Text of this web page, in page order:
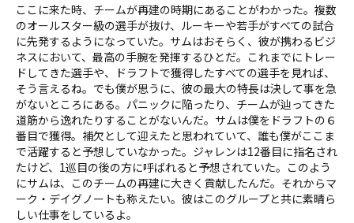
ここに来た時、チームが再建の時期にあることがわかった。複数
のオールスター級の選手が抜け、ルーキーや若手がすべての試合
に先発するようになっていた。サムはおそらく、彼が携わるビジ
ネスにおいて、最高の手腕を発揮するひとだ。これまでにトレー
ドしてきた選手や、ドラフトで獲得したすべての選手を見れば、
そう言えるね。でも僕が思うに、彼の最大の特長は決して事を急
がないところにある。パニックに陥ったり、チームが辿ってきた
道筋から逸れたりすることがないんだ。サムは僕をドラフトの６
番目で獲得。補欠として迎えたと思われていて、誰も僕がここま
で活躍すると予想していなかった。ジャレンは12番目に指名され
たけど、1巡目の後の方に呼ばれると予想されていた。このよう
にサムは、このチームの再建に大きく貢献したんだ。それからマ
ーク・デイグノートも称えたい。彼はこのグループと共に素晴ら
しい仕事をしているよ。